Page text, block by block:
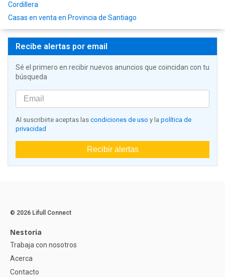
Cordillera
Casas en venta en Provincia de Santiago
Recibe alertas por email
Sé el primero en recibir nuevos anuncios que coincidan con tu
búsqueda
Al suscribirte aceptas las condiciones de uso y la política de
privacidad
Recibir alertas
© 2026 Lifull Connect
Nestoria
Trabaja con nosotros
Acerca
Contacto